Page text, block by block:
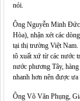
nói.
Ông Nguyễn Minh
Hòa), nhận xét các
tại thị trường Việt Nam.
tô xuất xứ từ các nước
nước phương Tây,
nhanh hơn nên được ưa
Ông Võ Văn Phụng,